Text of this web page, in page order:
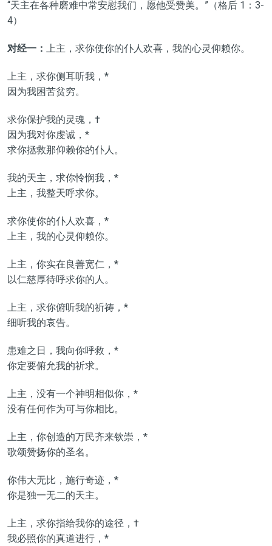
“天主在各种磨难中常安慰我们，愿他受赞美。”（格后 1：3-
4）
对经一： 上主，求你使你的仆人欢喜，我的心灵仰赖你。
上主，求你侧耳听我，*
因为我困苦贫穷。
求你保护我的灵魂，†
因为我对你虔诚，*
求你拯救那仰赖你的仆人。
我的天主，求你怜悯我，*
上主，我整天呼求你。
求你使你的仆人欢喜，*
上主，我的心灵仰赖你。
上主，你实在良善宽仁，*
以仁慈厚待呼求你的人。
上主，求你俯听我的祈祷，*
细听我的哀告。
患难之日，我向你呼救，*
你定要俯允我的祈求。
上主，没有一个神明相似你，*
没有任何作为可与你相比。
上主，你创造的万民齐来钦崇，*
歌颂赞扬你的圣名。
你伟大无比，施行奇迹，*
你是独一无二的天主。
上主，求你指给我你的途径，†
我必照你的真道进行，*